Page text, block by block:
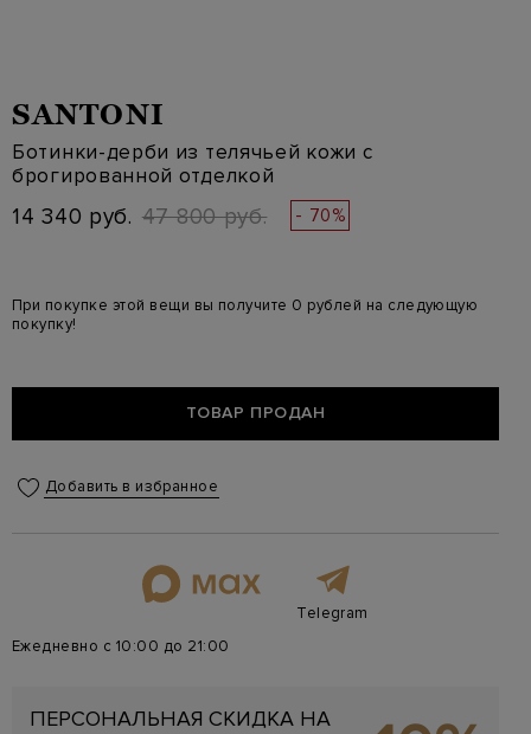
SANTONI
Ботинки-дерби из телячьей кожи с
брогированной отделкой
14 340 руб. 47 800 руб. - 70%
При покупке этой вещи вы получите 0 рублей на следующую
покупку!
ТОВАР ПРОДАН
Добавить в избранное
Telegram
Ежедневно с 10:00 до 21:00
ПЕРСОНАЛЬНАЯ СКИДКА НА